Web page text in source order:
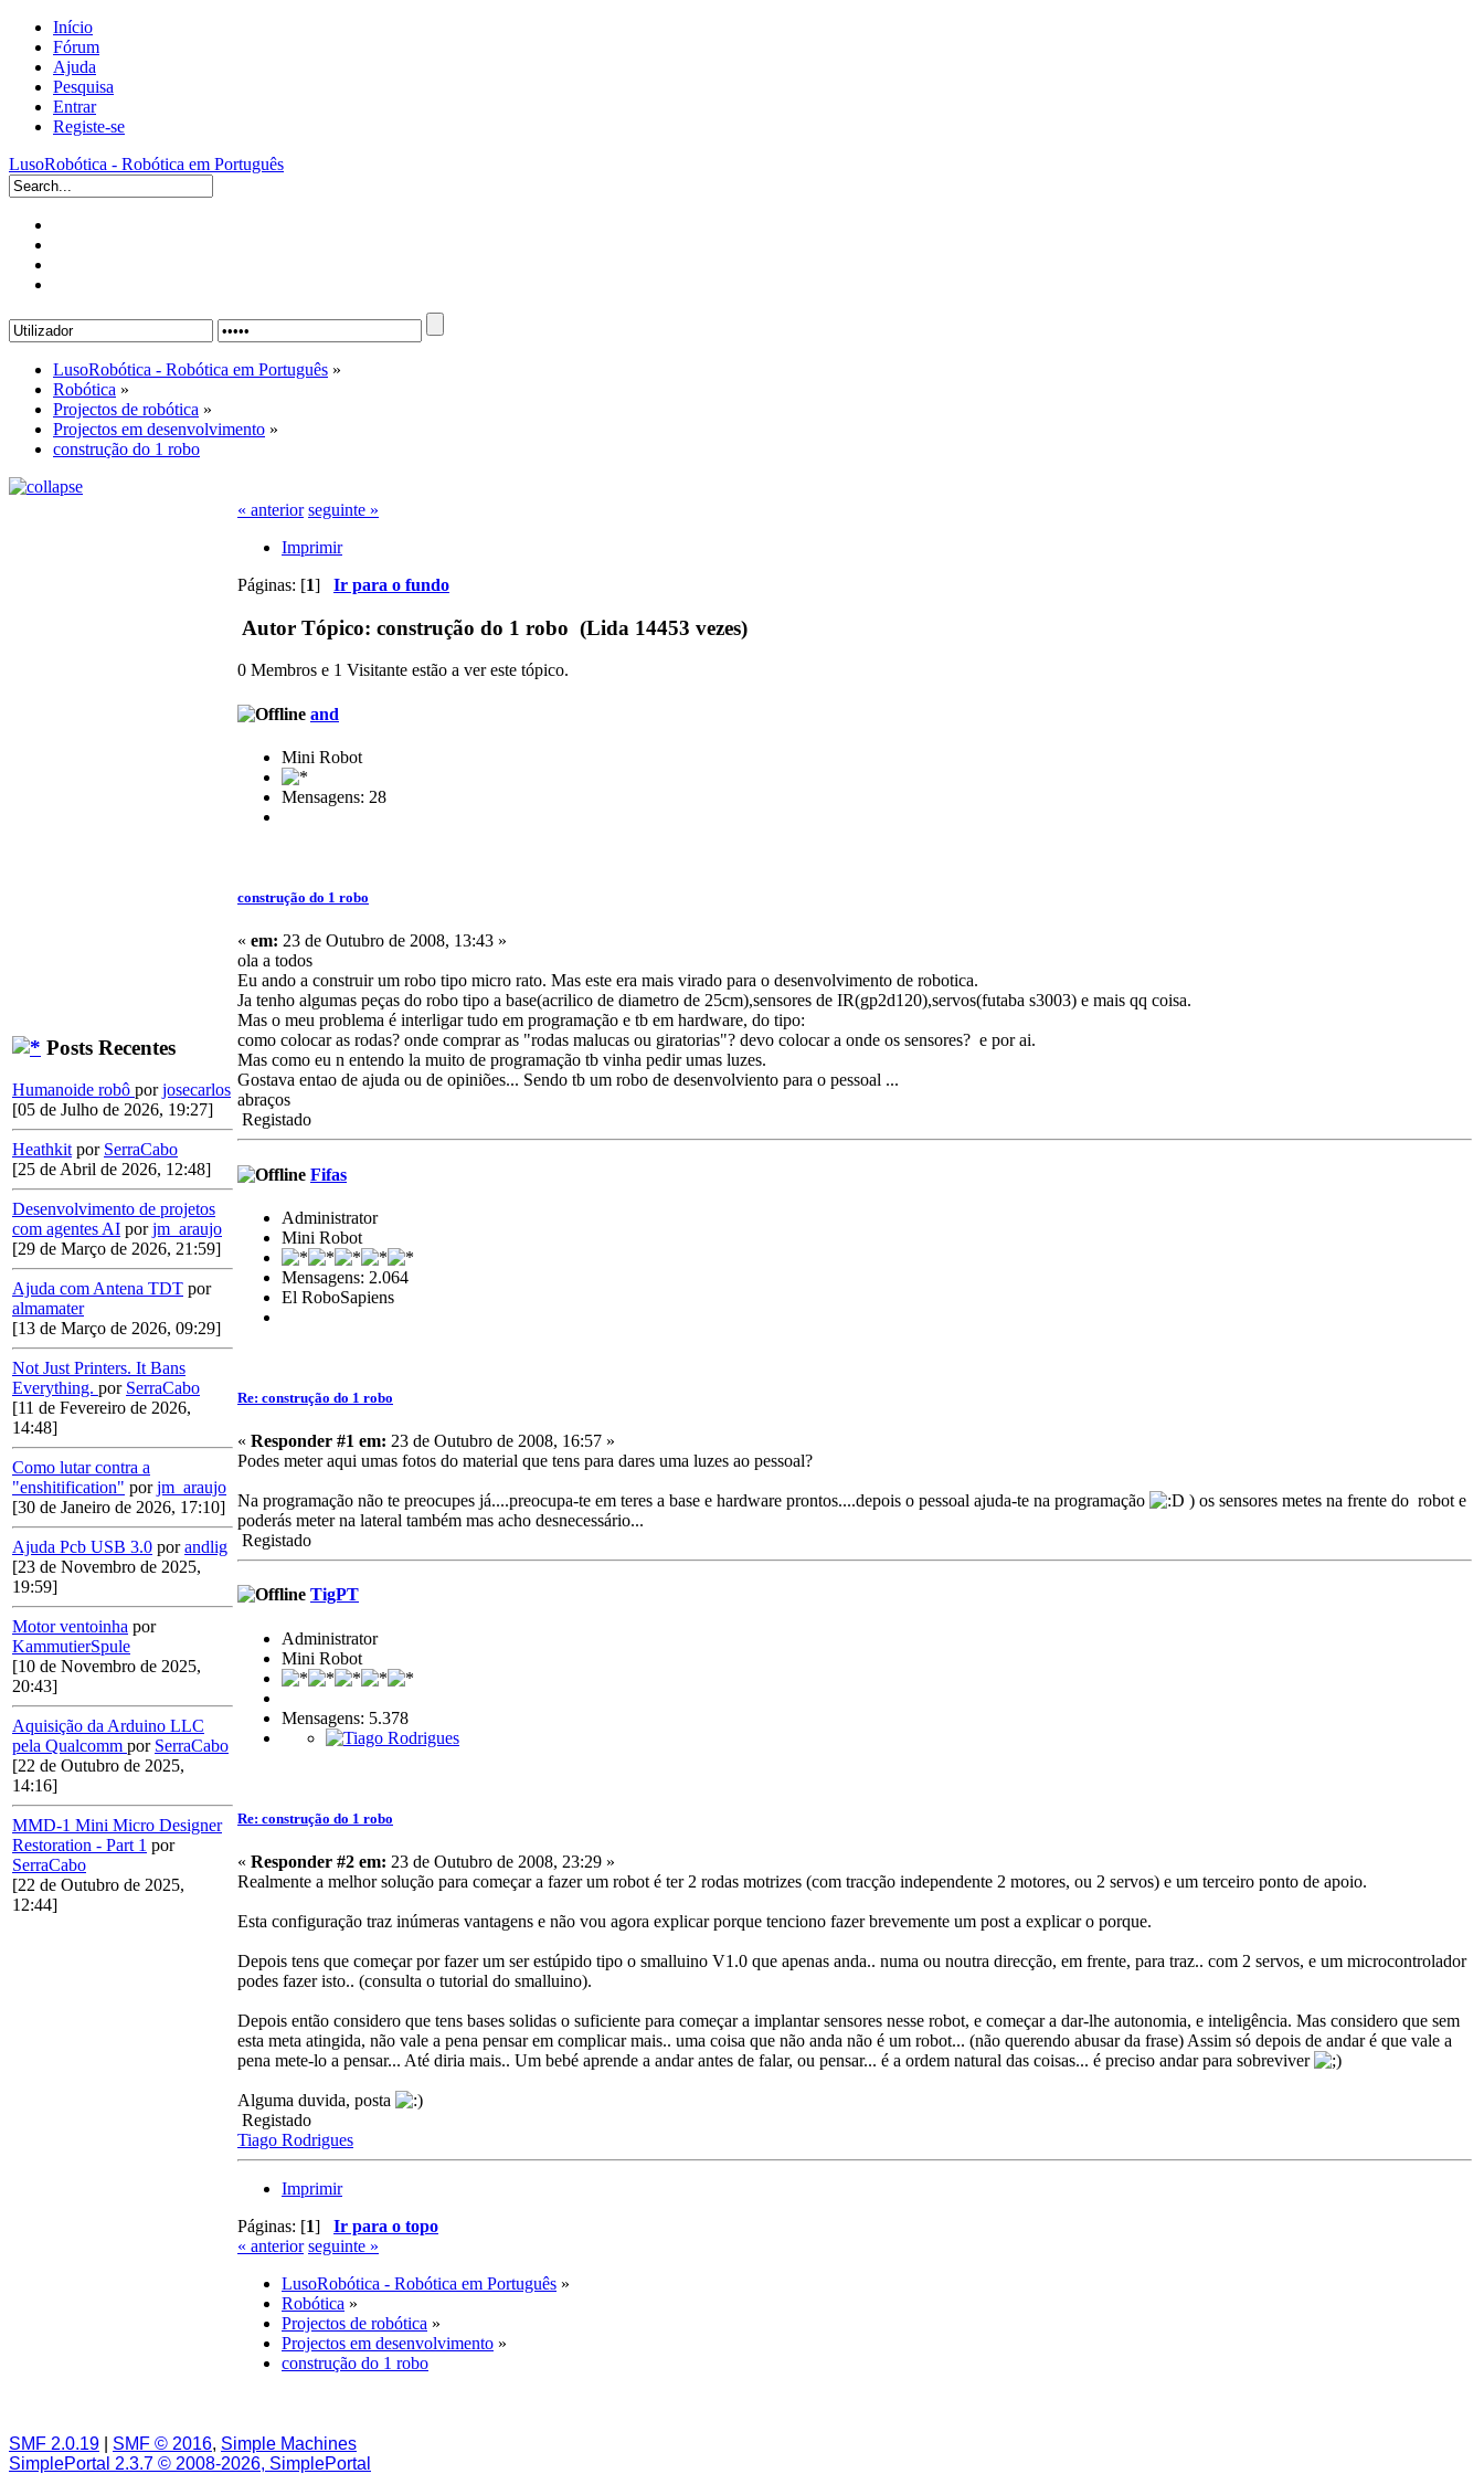
Início
Fórum
Ajuda
Pesquisa
Entrar
Registe-se
LusoRobótica - Robótica em Português
LusoRobótica - Robótica em Português »
Robótica »
Projectos de robótica »
Projectos em desenvolvimento »
construção do 1 robo
Posts Recentes
Humanoide robô porjosecarlos
[05 de Julho de 2026, 19:27]
Heathkit por SerraCabo
[25 de Abril de 2026, 12:48]
Desenvolvimento de projetos
com agentes AI porjm_araujo
[29 de Março de 2026, 21:59]
Ajuda com Antena TDT por
almamater
[13 de Março de 2026, 09:29]
Not Just Printers. It Bans
Everything. por SerraCabo
[11 de Fevereiro de 2026,
14:48]
Como lutar contra a
"enshitification" porjm_araujo
[30 de Janeiro de 2026, 17:10]
Ajuda Pcb USB 3.0 porandlig
[23 de Novembro de 2025,
19:59]
Motor ventoinha por
KammutierSpule
[10 de Novembro de 2025,
20:43]
Aquisição da Arduino LLC
pela Qualcomm por SerraCabo
[22 de Outubro de 2025,
14:16]
MMD-1 Mini Micro Designer
Restoration - Part 1 por
SerraCabo
[22 de Outubro de 2025,
12:44]
« anterior seguinte »
Imprimir
Páginas: [1] Ir para o fundo
Autor Tópico: construção do 1 robo (Lida 14453 vezes)
0 Membros e 1 Visitante estão a ver este tópico.
and
Mini Robot
Mensagens: 28
construção do 1 robo
« em: 23 de Outubro de 2008, 13:43 »
ola a todos
Eu ando a construir um robo tipo micro rato. Mas este era mais virado para o desenvolvimento de robotica.
Ja tenho algumas peças do robo tipo a base(acrilico de diametro de 25cm),sensores de IR(gp2d120),servos(futaba s3003) e mais qq coisa.
Mas o meu problema é interligar tudo em programação e tb em hardware, do tipo:
como colocar as rodas? onde comprar as "rodas malucas ou giratorias"? devo colocar a onde os sensores? e por ai.
Mas como eu n entendo la muito de programação tb vinha pedir umas luzes.
Gostava entao de ajuda ou de opiniões... Sendo tb um robo de desenvolviento para o pessoal ...
abraços
Registado
Fifas
Administrator
Mini Robot
Mensagens: 2.064
El RoboSapiens
Re: construção do 1 robo
« Responder #1 em: 23 de Outubro de 2008, 16:57 »
Podes meter aqui umas fotos do material que tens para dares uma luzes ao pessoal?
Na programação não te preocupes já....preocupa-te em teres a base e hardware prontos....depois o pessoal ajuda-te na programação
) os sensores metes na frente do robot e
poderás meter na lateral também mas acho desnecessário...
Registado
TigPT
Administrator
Mini Robot
Mensagens: 5.378
Re: construção do 1 robo
« Responder #2 em: 23 de Outubro de 2008, 23:29 »
Realmente a melhor solução para começar a fazer um robot é ter 2 rodas motrizes (com tracção independente 2 motores, ou 2 servos) e um terceiro ponto de apoio.
Esta configuração traz inúmeras vantagens e não vou agora explicar porque tenciono fazer brevemente um post a explicar o porque.
Depois tens que começar por fazer um ser estúpido tipo o smalluino V1.0 que apenas anda.. numa ou noutra direcção, em frente, para traz.. com 2 servos, e um microcontrolador
podes fazer isto.. (consulta o tutorial do smalluino).
Depois então considero que tens bases solidas o suficiente para começar a implantar sensores nesse robot, e começar a dar-lhe autonomia, e inteligência. Mas considero que sem
esta meta atingida, não vale a pena pensar em complicar mais.. uma coisa que não anda não é um robot... (não querendo abusar da frase) Assim só depois de andar é que vale a
pena mete-lo a pensar... Até diria mais.. Um bebé aprende a andar antes de falar, ou pensar... é a ordem natural das coisas... é preciso andar para sobreviver
Alguma duvida, posta
Registado
Tiago Rodrigues
Imprimir
Páginas: [1] Ir para o topo
« anterior seguinte »
LusoRobótica - Robótica em Português »
Robótica »
Projectos de robótica »
Projectos em desenvolvimento »
construção do 1 robo
SMF 2.0.19 SMF © 2016, Simple Machines
SimplePortal 2.3.7 © 2008-2026, SimplePortal